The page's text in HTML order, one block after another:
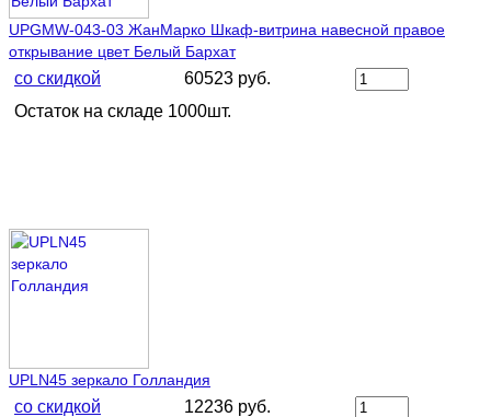
UPGMW-043-03 ЖанМарко Шкаф-витрина навесной правое
открывание цвет Белый Бархат
со скидкой
60523 руб.
Остаток на складе 1000шт.
UPLN45 зеркало Голландия
со скидкой
12236 руб.